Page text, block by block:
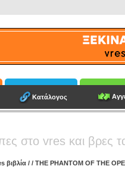
Κατάλογος
στο vres και βρες
βιβλία / / THE PHANTOM OF THE